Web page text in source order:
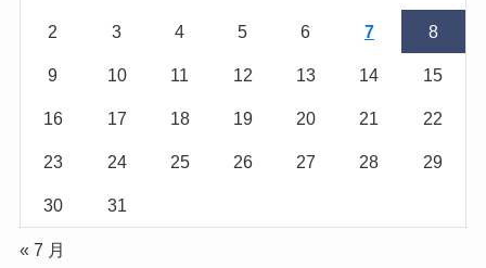
2 3 4 5 6 7 8
9 10 11 12 13 14 15
16 17 18 19 20 21 22
23 24 25 26 27 28 29
30 31
« 7 月